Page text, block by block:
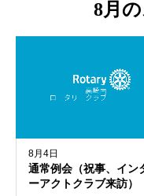
8月
8月4日
通常例会（祝事、イン
ーアクトクラブ来訪）